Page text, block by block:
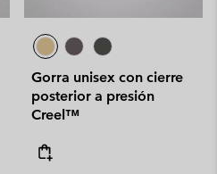
Gorra unisex con cierre
posterior a presión
Creel™